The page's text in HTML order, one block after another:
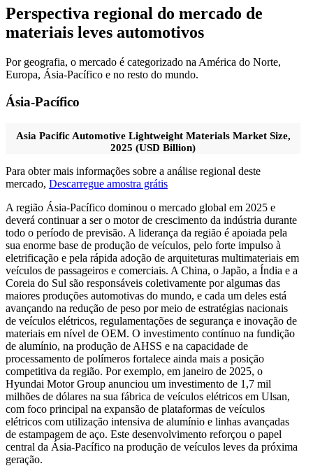
Perspectiva regional do mercado de
materiais leves automotivos
Por geografia, o mercado é categorizado na América do Norte,
Europa, Ásia-Pacífico e no resto do mundo.
Ásia-Pacífico
Asia Pacific Automotive Lightweight Materials Market Size,
2025 (USD Billion)
Para obter mais informações sobre a análise regional deste
mercado, Descarregue amostra grátis
A região Ásia-Pacífico dominou o mercado global em 2025 e
deverá continuar a ser o motor de crescimento da indústria durante
todo o período de previsão. A liderança da região é apoiada pela
sua enorme base de produção de veículos, pelo forte impulso à
eletrificação e pela rápida adoção de arquiteturas multimateriais em
veículos de passageiros e comerciais. A China, o Japão, a Índia e a
Coreia do Sul são responsáveis ​​coletivamente por algumas das
maiores produções automotivas do mundo, e cada um deles está
avançando na redução de peso por meio de estratégias nacionais
de veículos elétricos, regulamentações de segurança e inovação de
materiais em nível de OEM. O investimento contínuo na fundição
de alumínio, na produção de AHSS e na capacidade de
processamento de polímeros fortalece ainda mais a posição
competitiva da região. Por exemplo, em janeiro de 2025, o
Hyundai Motor Group anunciou um investimento de 1,7 mil
milhões de dólares na sua fábrica de veículos elétricos em Ulsan,
com foco principal na expansão de plataformas de veículos
elétricos com utilização intensiva de alumínio e linhas avançadas
de estampagem de aço. Este desenvolvimento reforçou o papel
central da Ásia-Pacífico na produção de veículos leves da próxima
geração.